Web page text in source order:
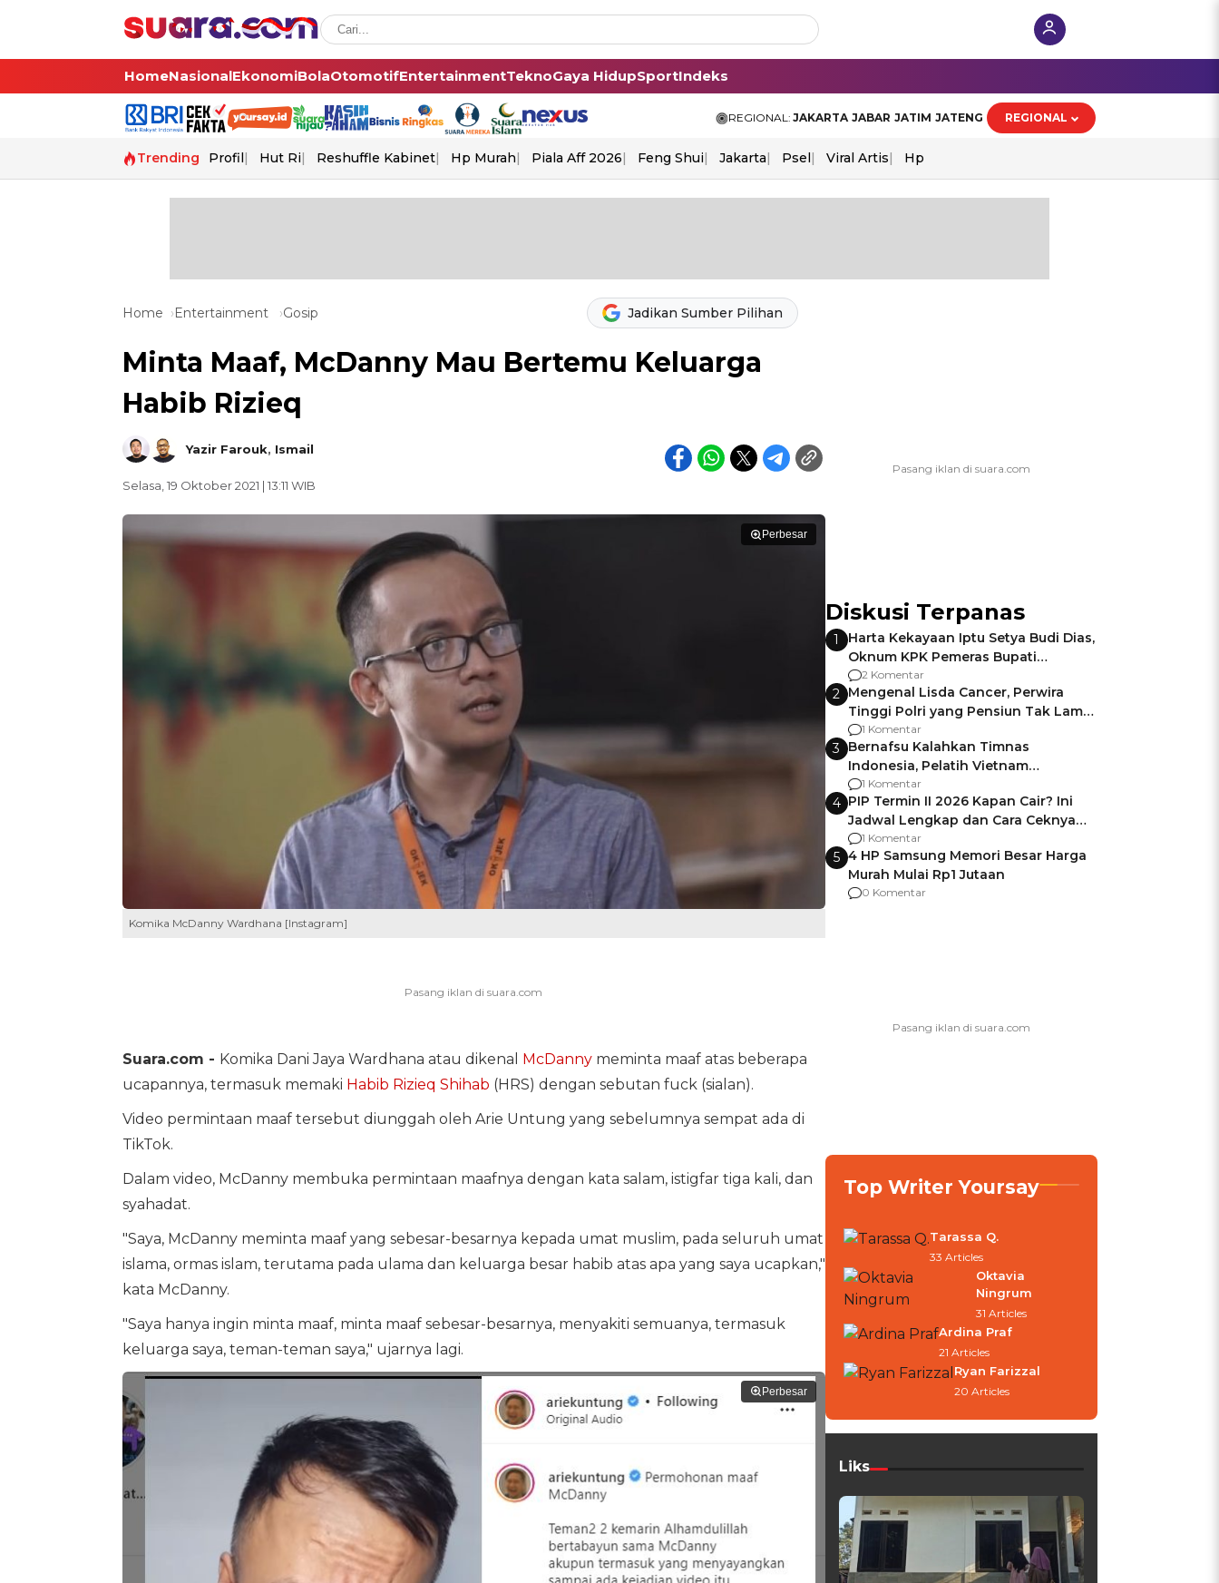
HomeNasionalEkonomiBolaOtomotifEntertainmentTeknoGaya HidupSportIndeks
REGIONAL: JAKARTA JABAR JATIM JATENG REGIONAL
Trending Profil Hut Ri Reshuffle Kabinet Hp Murah Piala Aff 2026 Feng Shui Jakarta Psel Viral Artis Hp
Home Entertainment Gosip Jadikan Sumber Pilihan
Minta Maaf, McDanny Mau Bertemu Keluarga
Habib Rizieq
Yazir Farouk, Ismail
Selasa, 19 Oktober 2021 | 13:11 WIB
Perbesar
Komika McDanny Wardhana [Instagram]
Suara.com - Komika Dani Jaya Wardhana atau dikenal McDannymeminta maaf atas beberapa
ucapannya, termasuk memaki Habib Rizieq Shihab (HRS) dengan sebutan fuck (sialan).
Video permintaan maaf tersebut diunggah oleh Arie Untung yang sebelumnya sempat ada di
TikTok.
Dalam video, McDanny membuka permintaan maafnya dengan kata salam, istigfar tiga kali, dan
syahadat.
"Saya, McDanny meminta maaf yang sebesar-besarnya kepada umat muslim, pada seluruh umat
islama, ormas islam, terutama pada ulama dan keluarga besar habib atas apa yang saya ucapkan,"
kata McDanny.
"Saya hanya ingin minta maaf, minta maaf sebesar-besarnya, menyakiti semuanya, termasuk
keluarga saya, teman-teman saya," ujarnya lagi.
Perbesar
Diskusi Terpanas
1
Harta Kekayaan Iptu Setya Budi Dias,
Oknum KPK Pemeras Bupati
Pemalang
2 Komentar
2 Mengenal Lisda Cancer, Perwira
Tinggi Polri yang Pensiun Tak Lama
Usai Jadi Brigjen
1 Komentar
3 Bernafsu Kalahkan Timnas
Indonesia, Pelatih Vietnam
Berencana Pakai Jimat di Pakansari
1 Komentar
4 PIP Termin II 2026 Kapan Cair? Ini
Jadwal Lengkap dan Cara Ceknya
agar Dana Tidak Hangus!
1 Komentar
5 4 HP Samsung Memori Besar Harga
Murah Mulai Rp1 Jutaan
0 Komentar
Top Writer Yoursay
Tarassa Q.
33 Articles
Oktavia
Ningrum
31 Articles
Ardina Praf
21 Articles
Ryan Farizzal
20 Articles
Liks